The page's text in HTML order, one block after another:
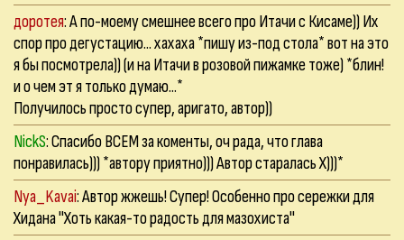
доротея: А по-моему смешнее всего про Итачи с Кисаме)) Их
спор про дегустацию... хахаха *пишу из-под стола* вот на это
я бы посмотрела)) (и на Итачи в розовой пижамке тоже) *блин!
и о чем эт я только думаю...*
Получилось просто супер, аригато, автор))
NickS: Спасибо ВСЕМ за коменты, оч рада, что глава
понравилась))) *автору приятно))) Автор старалась Х)))*
Nya_Kavai: Автор жжешь! Супер! Особенно про сережки для
Хидана "Хоть какая-то радость для мазохиста"